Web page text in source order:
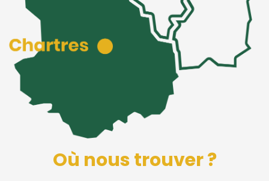
Où nous trouver ?